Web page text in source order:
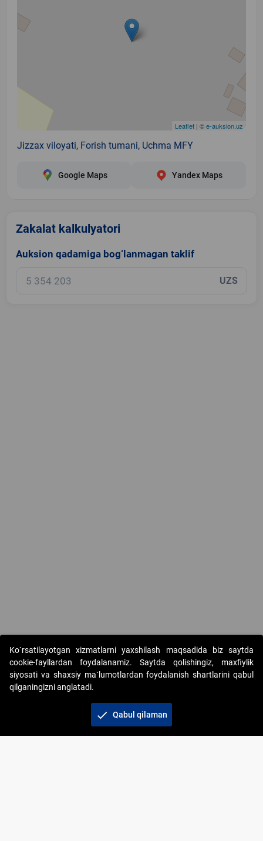
Leaflet | ©e-auksion.uz
Jizzax viloyati, Forish tumani, Uchma MFY
Google Maps Yandex Maps
Zakalat kalkulyatori
Auksion qadamiga bog‘lanmagan taklif
UZS
Copyright © 2017-2026. "Elektron onlayn-auksionlarni
tashkil etish" AJ. Barcha huquqlar himoyalangan
Ko`rsatilayotgan xizmatlarni yaxshilash maqsadida biz saytda
cookie-fayllardan foydalanamiz. Saytda qolishingiz, maxfiylik
siyosati va shaxsiy ma`lumotlardan foydalanish shartlarini qabul
qilganingizni anglatadi.
check Qabul qilaman